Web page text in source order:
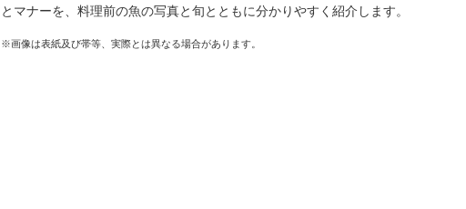
とマナーを、料理前の魚の写真と旬とともに分かりやすく紹介します。
※画像は表紙及び帯等、実際とは異なる場合があります。